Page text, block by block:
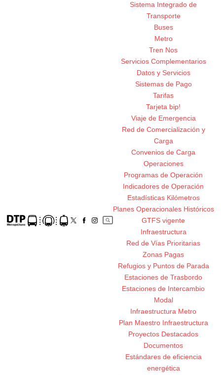
Sistema Integrado de
Transporte
Buses
Metro
Tren Nos
Servicios Complementarios
Datos y Servicios
Sistemas de Pago
Tarifas
Tarjeta bip!
Viaje de Emergencia
Red de Comercialización y
Carga
Convenios de Carga
Operaciones
Programas de Operación
Indicadores de Operación
Estadísticas Kilómetros
Planes Operacionales Históricos
GTFS vigente
Infraestructura
Red de Vías Prioritarias
Zonas Pagas
Refugios y Puntos de Parada
Estaciones de Trasbordo
Estaciones de Intercambio
Modal
Infraestructura Metro
Plan Maestro Infraestructura
Proyectos Destacados
Documentos
Estándares de eficiencia
energética